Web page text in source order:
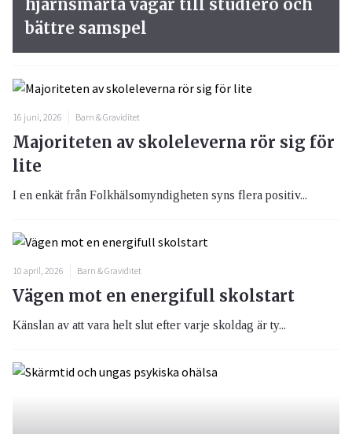
16 juni, 2026 Barn & Graviditet
Majoriteten av skoleleverna rör sig för
lite
I en enkät från Folkhälsomyndigheten syns flera positiv...
10 april, 2026 Barn & Graviditet
Vägen mot en energifull skolstart
Känslan av att vara helt slut efter varje skoldag är ty...
hjärnsmarta vägar till studiero och
bättre samspel